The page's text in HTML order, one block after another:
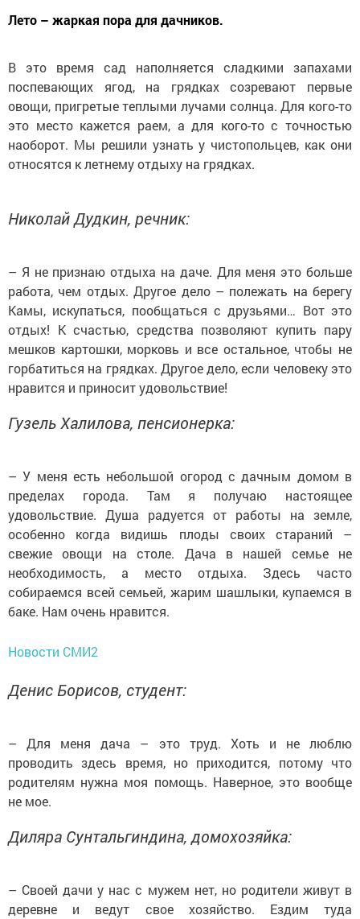
Лето – жаркая пора для дачников.
В это время сад наполняется сладкими запахами
поспевающих ягод, на грядках созревают первые
овощи, пригретые теплыми лучами солнца. Для кого-то
это место кажется раем, а для кого-то с точностью
наоборот. Мы решили узнать у чистопольцев, как они
относятся к летнему отдыху на грядках.
Николай Дудкин, речник:
– Я не признаю отдыха на даче. Для меня это больше
работа, чем отдых. Другое дело – полежать на берегу
Камы, искупаться, пообщаться с друзьями… Вот это
отдых! К счастью, средства позволяют купить пару
мешков картошки, морковь и все остальное, чтобы не
горбатиться на грядках. Другое дело, если человеку это
нравится и приносит удовольствие!
Гузель Халилова, пенсионерка:
– У меня есть небольшой огород с дачным домом в
пределах города. Там я получаю настоящее
удовольствие. Душа радуется от работы на земле,
особенно когда видишь плоды своих стараний –
свежие овощи на столе. Дача в нашей семье не
необходимость, а место отдыха. Здесь часто
собираемся всей семьей, жарим шашлыки, купаемся в
баке. Нам очень нравится.
Новости СМИ2
Денис Борисов, студент:
– Для меня дача – это труд. Хоть и не люблю
проводить здесь время, но приходится, потому что
родителям нужна моя помощь. Наверное, это вооб­ще
не мое.
Диляра Сунтальгиндина, домохозяйка:
– Своей дачи у нас с мужем нет, но родители живут в
деревне и ведут свое хозяйство. Ездим туда